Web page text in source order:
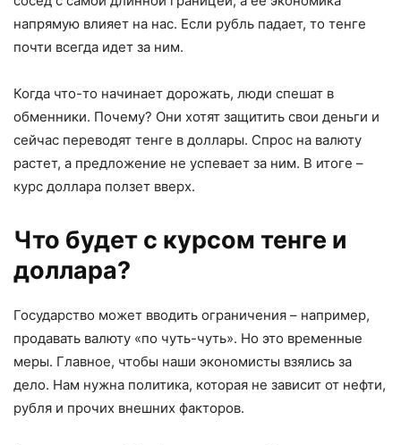
напрямую влияет на нас. Если рубль падает, то тенге
почти всегда идет за ним.
Когда что-то начинает дорожать, люди спешат в
обменники. Почему? Они хотят защитить свои деньги и
сейчас переводят тенге в доллары. Спрос на валюту
растет, а предложение не успевает за ним. В итоге –
курс доллара ползет вверх.
Что будет с курсом тенге и
доллара?
Государство может вводить ограничения – например,
продавать валюту «по чуть-чуть». Но это временные
меры. Главное, чтобы наши экономисты взялись за
дело. Нам нужна политика, которая не зависит от нефти,
рубля и прочих внешних факторов.